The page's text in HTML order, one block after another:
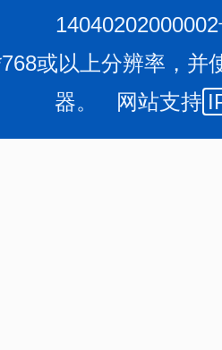
体、类型、内容、来源、期限、
限制、提示的事项;
或以上分辨率，并
器。 网站支持